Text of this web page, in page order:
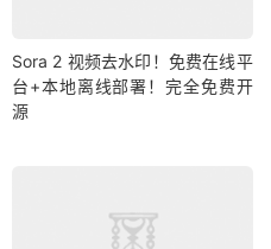
Sora 2 视频去水印！免费在线平
台+本地离线部署！完全免费开
源